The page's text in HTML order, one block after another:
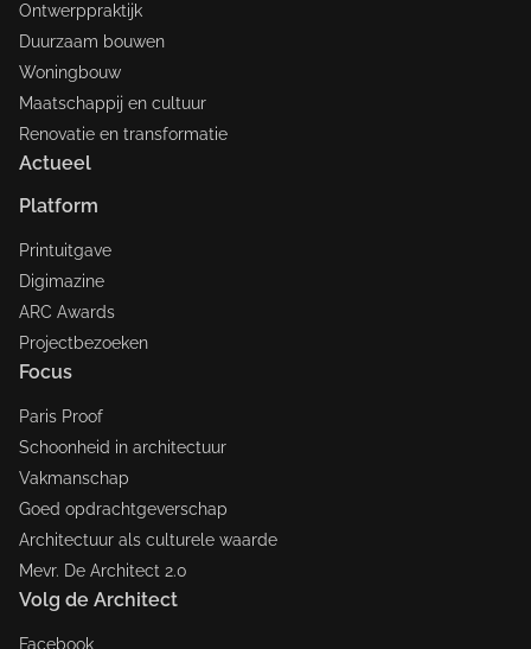
Ontwerppraktijk
Duurzaam bouwen
Woningbouw
Maatschappij en cultuur
Renovatie en transformatie
Actueel
Platform
Printuitgave
Digimazine
ARC Awards
Projectbezoeken
Focus
Paris Proof
Schoonheid in architectuur
Vakmanschap
Goed opdrachtgeverschap
Architectuur als culturele waarde
Mevr. De Architect 2.0
Volg de Architect
Facebook